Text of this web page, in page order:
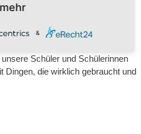
Schüler und Schülerinnen
Dingen, die wirklich gebraucht und
mehr
&